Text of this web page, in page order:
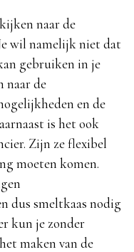
naar de
wil namelijk niet dat
gebruiken in je
naar de
en de
is het ook
Zijn ze flexibel
moeten komen.
dus smeltkaas nodig
kun je zonder
maken van de